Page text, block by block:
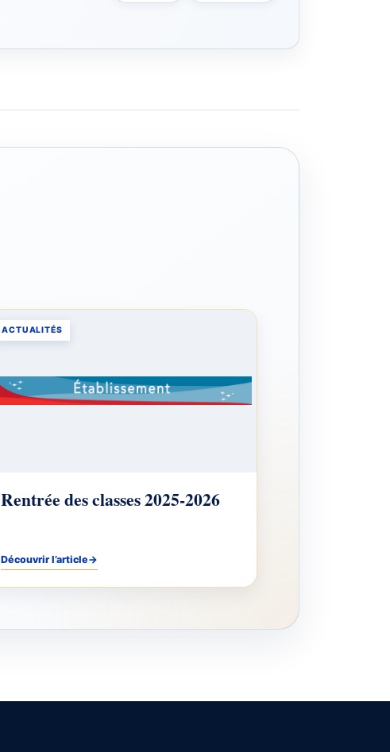
ACTUALITÉS
Rentrée des classes 2025-2026
Découvrir l’article→